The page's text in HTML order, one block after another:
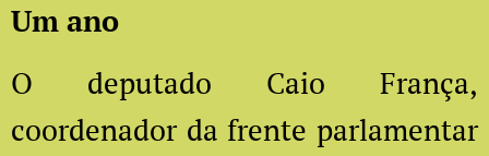
Um ano
O deputado Caio França,
coordenador da frente parlamentar